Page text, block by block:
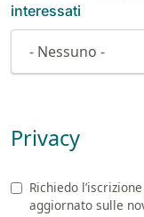
interessati
Privacy
Newsletter
Richiedo
aggiornato sulle